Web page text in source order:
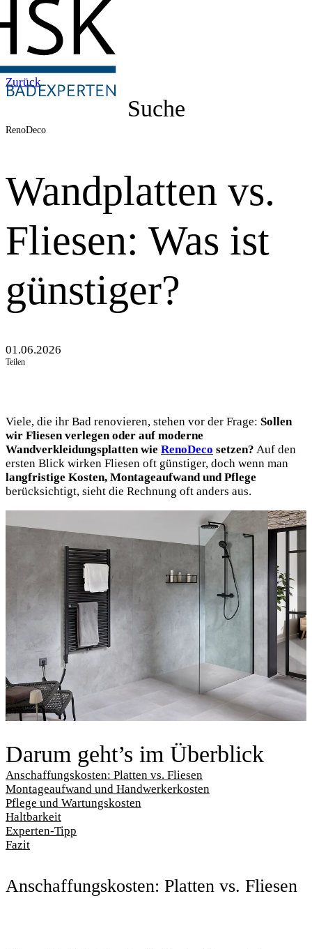
Suche
Zurück
RenoDeco
Wandplatten vs.
Fliesen: Was ist
günstiger?
01.06.2026
Teilen
Viele, die ihr Bad renovieren, stehen vor der Frage: Sollen
wir Fliesen verlegen oder auf moderne
Wandverkleidungsplatten wie RenoDeco setzen? Auf den
ersten Blick wirken Fliesen oft günstiger, doch wenn man
langfristige Kosten, Montageaufwand und Pflege
berücksichtigt, sieht die Rechnung oft anders aus.
Darum geht’s im Überblick
Anschaffungskosten: Platten vs. Fliesen
Montageaufwand und Handwerkerkosten
Pflege und Wartungskosten
Haltbarkeit
Experten-Tipp
Fazit
Anschaffungskosten: Platten vs. Fliesen